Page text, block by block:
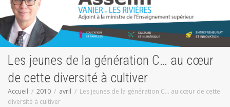
Les jeunes de la génération C… au cœur
de cette diversité à cultiver
Accueil 2010 avril
Les jeunes de la génération C… au cœur de cette
diversité à cultiver